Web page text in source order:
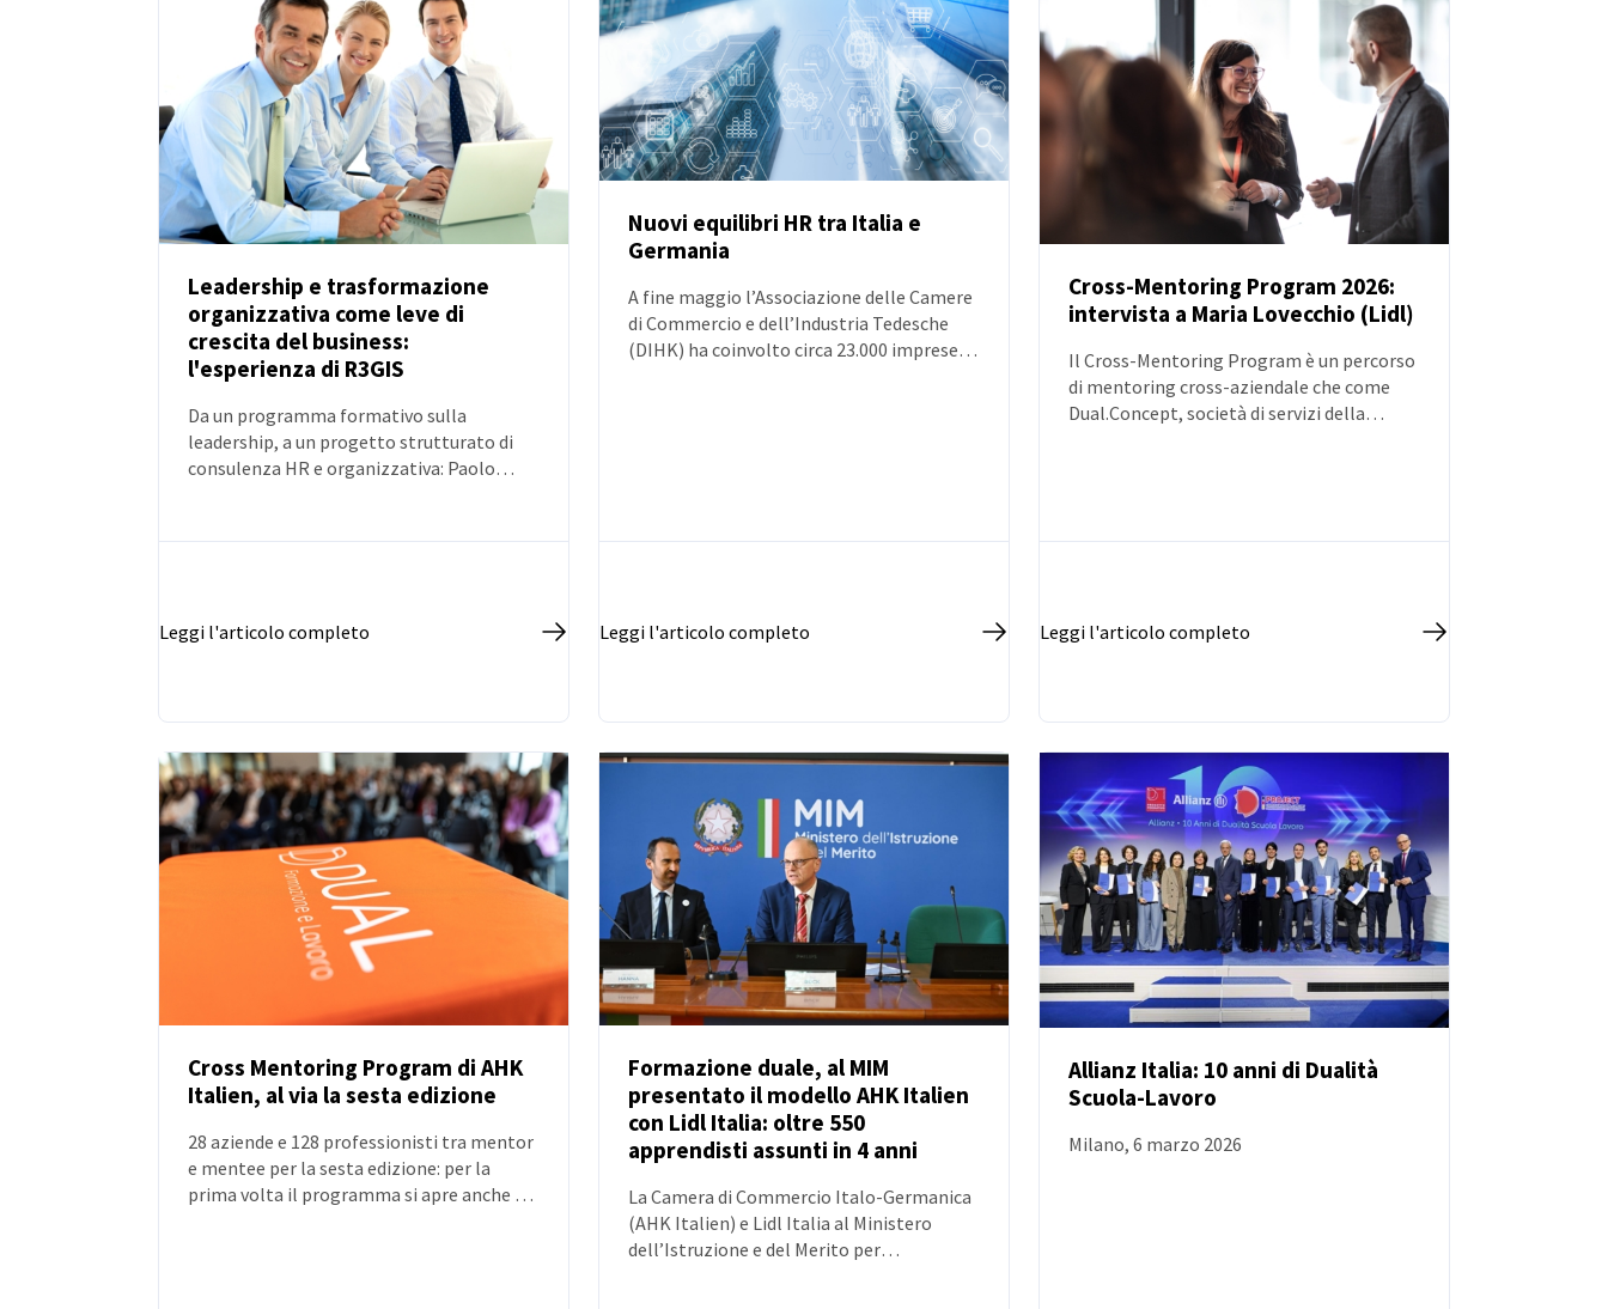
NOTIZIE
Leadership e trasformazione
organizzativa come leve di
crescita del business:
l'esperienza di R3GIS
Da un programma formativo sulla
leadership, a un progetto strutturato di
consulenza HR e organizzativa: Paolo
dell’azienda, l’evoluzione dei processi e lo
Leggi l'articolo completo
Nuovi equilibri HR tra Italia e
Germania
A fine maggio l’Associazione delle Camere
di Commercio e dell’Industria Tedesche
(DIHK) ha coinvolto circa 23.000 imprese
Leggi l'articolo completo
Cross-Mentoring Program 2026:
intervista a Maria Lovecchio (Lidl)
Il Cross-Mentoring Program è un percorso
di mentoring cross-aziendale che come
Dual.Concept, società di servizi della
responsabilità.
Leggi l'articolo completo
Cross Mentoring Program di AHK
Italien, al via la sesta edizione
28 aziende e 128 professionisti tra mentor
e mentee per la sesta edizione: per la
prima volta il programma si apre anche a
NOTIZIE
Formazione duale, al MIM
presentato il modello AHK Italien
con Lidl Italia: oltre 550
apprendisti assunti in 4 anni
La Camera di Commercio Italo-Germanica
(AHK Italien) e Lidl Italia al Ministero
dell’Istruzione e del Merito per
Allianz Italia: 10 anni di Dualità
Scuola-Lavoro
Milano, 6 marzo 2026